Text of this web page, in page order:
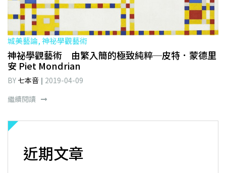
城美藝論, 神祕學觀藝術
神祕學觀藝術 由繁入簡的極致純粹─皮特．蒙德里
安 Piet Mondrian
BY 七本音
2019-04-09
繼續閱讀
近期文章